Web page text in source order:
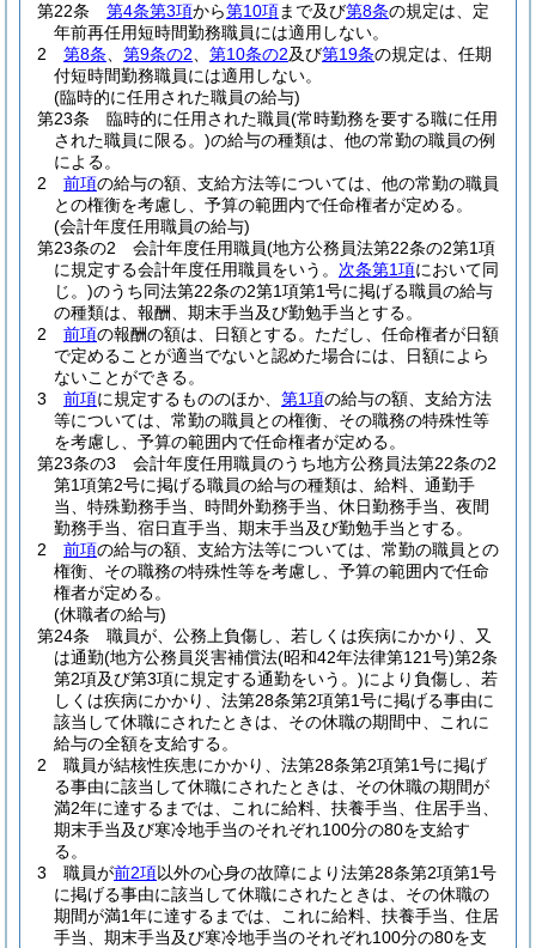
第22条
第4条第3項から第10項まで及び第8条の規定は、定
年前再任用短時間勤務職員には適用しない。
2
第8条 第9条の2 第10条の2及び第19条の規定は、任期
付短時間勤務職員には適用しない。
(臨時的に任用された職員の給与)
第23条
臨時的に任用された職員(常時勤務を要する職に任用
された職員に限る。)の給与の種類は、他の常勤の職員の例
による。
2
前項の給与の額、支給方法等については、他の常勤の職員
との権衡を考慮し、予算の範囲内で任命権者が定める。
(会計年度任用職員の給与)
第23条の2
会計年度任用職員(地方公務員法第22条の2第1項
に規定する会計年度任用職員をいう。 次条第1項において同
じ。)のうち同法第22条の2第1項第1号に掲げる職員の給与
の種類は、報酬、期末手当及び勤勉手当とする。
2
前項の報酬の額は、日額とする。 ただし、任命権者が日額
で定めることが適当でないと認めた場合には、日額によら
ないことができる。
3
前項に規定するもののほか、 第1項の給与の額、支給方法
等については、常勤の職員との権衡、その職務の特殊性等
を考慮し、予算の範囲内で任命権者が定める。
第23条の3
会計年度任用職員のうち地方公務員法第22条の2
第1項第2号に掲げる職員の給与の種類は、給料、通勤手
当、特殊勤務手当、時間外勤務手当、休日勤務手当、夜間
勤務手当、宿日直手当、期末手当及び勤勉手当とする。
2
前項の給与の額、支給方法等については、常勤の職員との
権衡、その職務の特殊性等を考慮し、予算の範囲内で任命
権者が定める。
(休職者の給与)
第24条
職員が、公務上負傷し、若しくは疾病にかかり、又
は通勤(地方公務員災害補償法(昭和42年法律第121号)第2条
第2項及び第3項に規定する通勤をいう。)により負傷し、若
しくは疾病にかかり、法第28条第2項第1号に掲げる事由に
該当して休職にされたときは、その休職の期間中、これに
給与の全額を支給する。
2
職員が結核性疾患にかかり、法第28条第2項第1号に掲げ
る事由に該当して休職にされたときは、その休職の期間が
満2年に達するまでは、これに給料、扶養手当、住居手当、
期末手当及び寒冷地手当のそれぞれ100分の80を支給す
る。
3
職員が前2項以外の心身の故障により法第28条第2項第1号
に掲げる事由に該当して休職にされたときは、その休職の
期間が満1年に達するまでは、これに給料、扶養手当、住居
手当、期末手当及び寒冷地手当のそれぞれ100分の80を支